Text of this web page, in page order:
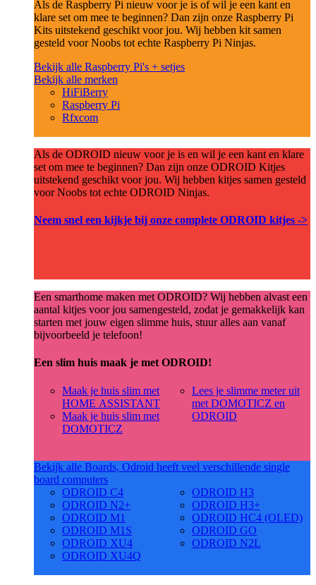
Als de Raspberry Pi nieuw voor je is of wil je een kant en
klare set om mee te beginnen? Dan zijn onze Raspberry Pi
Kits uitstekend geschikt voor jou. Wij hebben kit samen
gesteld voor Noobs tot echte Raspberry Pi Ninjas.
Bekijk alle Raspberry Pi's + setjes
Bekijk alle merken
HiFiBerry
Raspberry Pi
Rfxcom
Als de ODROID nieuw voor je is en wil je een kant en klare
set om mee te beginnen? Dan zijn onze ODROID Kitjes
uitstekend geschikt voor jou. Wij hebben kitjes samen gesteld
voor Noobs tot echte ODROID Ninjas.
Neem snel een kijkje bij onze complete ODROID kitjes ->
Een smarthome maken met ODROID? Wij hebben alvast een
aantal kitjes voor jou samengesteld, zodat je gemakkelijk kan
starten met jouw eigen slimme huis, stuur alles aan vanaf
bijvoorbeeld je telefoon!
Een slim huis maak je met ODROID!
Maak je huis slim met
HOME ASSISTANT
Maak je huis slim met
DOMOTICZ
Lees je slimme meter uit
met DOMOTICZ en
ODROID
Bekijk alle Boards, Odroid heeft veel verschillende single
board computers
ODROID C4
ODROID N2+
ODROID M1
ODROID M1S
ODROID XU4
ODROID XU4Q
ODROID H3
ODROID H3+
ODROID HC4 (OLED)
ODROID GO
ODROID N2L